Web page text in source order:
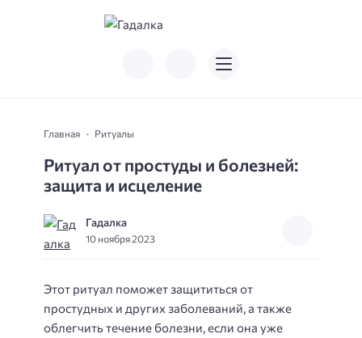
Главная Ритуалы
Ритуал от простуды и болезней:
защита и исцеление
Гадалка
10 ноября 2023
Этот ритуал поможет защититься от
простудных и других заболеваний, а также
облегчить течение болезни, если она уже